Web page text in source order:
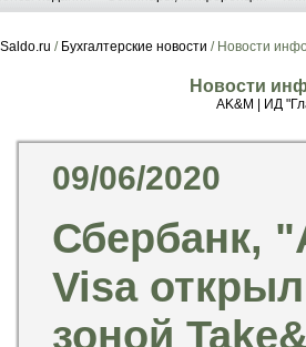
Saldo.ru / Бухгалтерские новости / Новости
Новости
AK&M ИД
09/06/2020
Сбербанк,
Visa
зоной